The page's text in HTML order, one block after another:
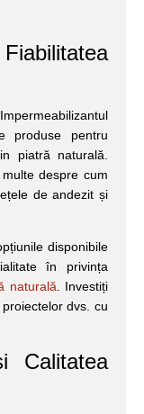
produse pentru
piatră naturală.
despre cum
de andezit și
disponibile
în privința
naturală. Investiți
dvs. cu
Calitatea